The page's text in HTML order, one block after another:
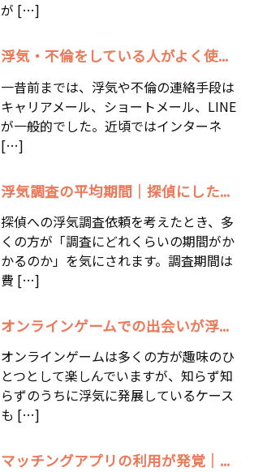
が […]
浮気・不倫をしている人がよく使...
一昔前までは、浮気や不倫の連絡手段は
キャリアメール、ショートメール、LINE
が一般的でした。近頃ではインターネ
[…]
浮気調査の平均期間｜探偵にした...
探偵への浮気調査依頼を考えたとき、多
くの方が「調査にどれくらいの期間がか
かるのか」を気にされます。調査期間は
費 […]
オンラインゲームでの出会いが浮...
オンラインゲームは多くの方が趣味のひ
とつとして楽しんでいますが、知らず知
らずのうちに浮気に発展しているケース
も […]
マッチングアプリの利用が発覚｜...